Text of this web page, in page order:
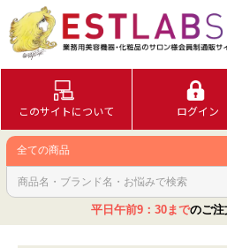
このサイトについて ログイン
平日午前9：30までのご注